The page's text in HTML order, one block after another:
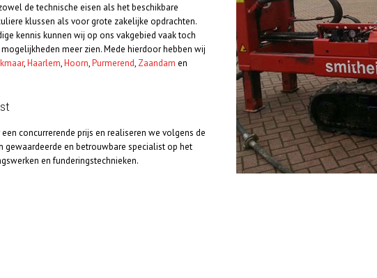
de technische eisen als het beschikbare
klussen als voor grote zakelijke opdrachten.
kennis kunnen wij op ons vakgebied vaak toch
meer zien. Mede hierdoor hebben wij
,Haarlem,Hoorn,Purmerend, Zaandam en
concurrerende prijs en realiseren we volgens de
gewaardeerde en betrouwbare specialist op het
en funderingstechnieken.